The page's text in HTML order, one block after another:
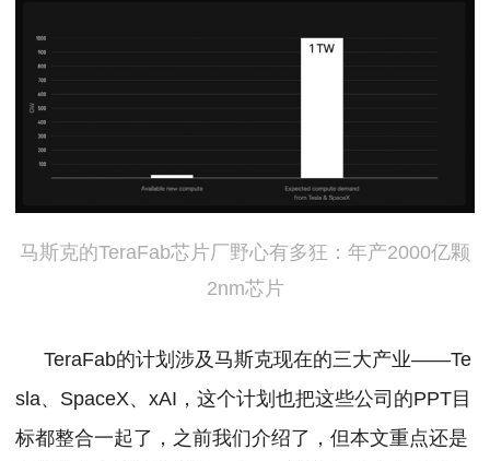
马斯克的TeraFab芯片厂野心有多狂：年产2000亿颗
2nm芯片
TeraFab的计划涉及马斯克现在的三大产业——Te
sla、SpaceX、xAI，这个计划也把这些公司的PPT目
标都整合一起了，之前我们介绍了，但本文重点还是